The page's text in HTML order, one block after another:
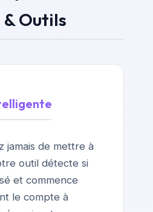
Outils
jamais de mettre à
outil détecte si
et commence
le compte à